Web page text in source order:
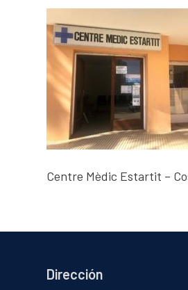
Centre Mèdic Estartit –
Dirección